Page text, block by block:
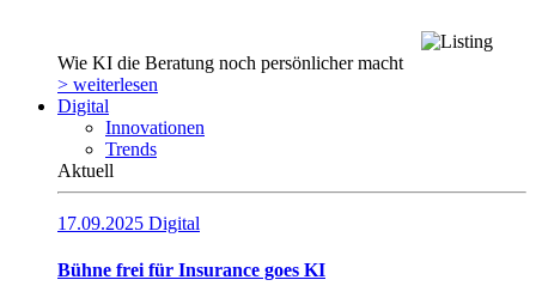
Wie KI die Beratung noch persönlicher macht
> weiterlesen
Digital
Innovationen
Trends
Aktuell
17.09.2025 Digital
Bühne frei für Insurance goes KI